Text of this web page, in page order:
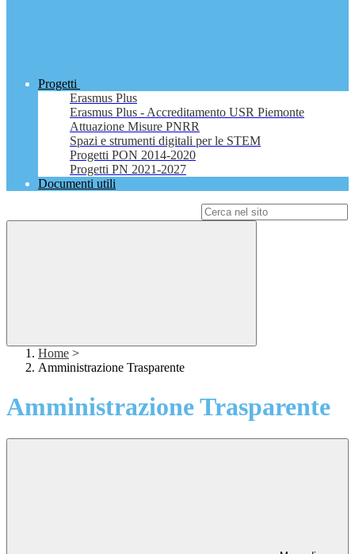
Progetti
Erasmus Plus
Erasmus Plus - Accreditamento USR Piemonte
Attuazione Misure PNRR
Spazi e strumenti digitali per le STEM
Progetti PON 2014-2020
Progetti PN 2021-2027
Documenti utili
Home >
Amministrazione Trasparente
Amministrazione Trasparente